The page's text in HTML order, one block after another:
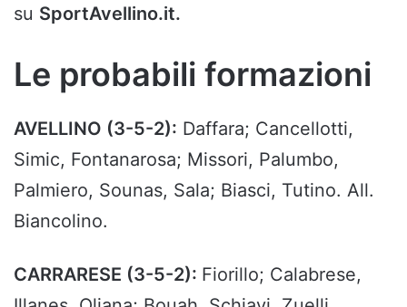
su SportAvellino.it.
Le probabili formazioni
AVELLINO (3-5-2): Daffara; Cancellotti,
Simic, Fontanarosa; Missori, Palumbo,
Palmiero, Sounas, Sala; Biasci, Tutino. All.
Biancolino.
CARRARESE (3-5-2): Fiorillo; Calabrese,